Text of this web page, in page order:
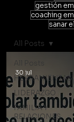
gestión
coaching
sanar
All Posts
HERRAMIENTAS
LIDERAZGO
FAMILIA Y
RELACIONES
All Posts
30 jul